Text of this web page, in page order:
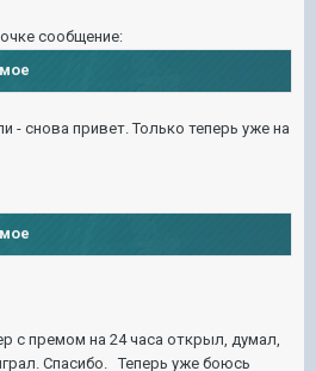
сообщение:
- снова привет. Только теперь уже на
с премом на 24 часа открыл, думал,
Спасибо. Теперь уже боюсь